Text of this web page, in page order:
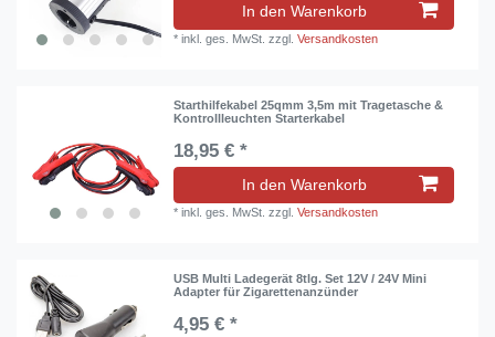
In den Warenkorb
*inkl. ges. MwSt. zzgl.Versandkosten
Starthilfekabel 25qmm 3,5m mit Tragetasche &
Kontrollleuchten Starterkabel
18,95 € *
In den Warenkorb
*inkl. ges. MwSt. zzgl.Versandkosten
USB Multi Ladegerät 8tlg. Set 12V / 24V Mini
Adapter für Zigarettenanzünder
4,95 € *